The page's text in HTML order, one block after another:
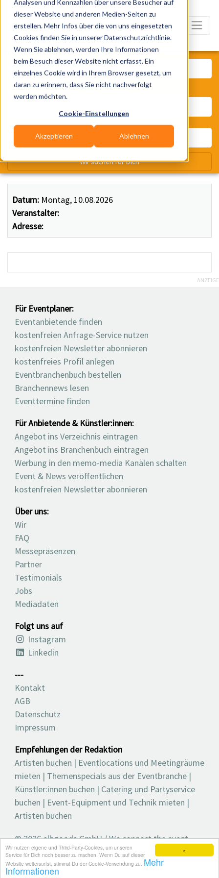
×
Wir nutzen eigene und Third-Party-Cookies, um unseren
Service für Dich noch besser zu machen. Wenn Du auf dieser
Website weitersurfst, stimmst Du der Cookie-Verwendung zu. Mehr
Informationen
Analysen und Kennzahlen über unsere Besucher auf
dieser Website und anderen Medien-Seiten zu
erstellen. Mehr Infos über die von uns eingesetzten
Cookies finden Sie in unserer Datenschutzrichtlinie.
Wenn Sie ablehnen, werden Ihre Informationen
beim Besuch dieser Website nicht erfasst. Ein
einzelnes Cookie wird in Ihrem Browser gesetzt, um
daran zu erinnern, dass Sie nicht nachverfolgt
werden möchten.
Cookie-Einstellungen
Akzeptieren Ablehnen
Datum: Montag, 10.08.2026
Veranstalter:
Adresse:
Was? Künstler, Zelte, Bands,
Wir suchen für Dich
ANZEIGE
Für Eventplaner:
Eventanbietende finden
kostenfreien Anfrage-Service nutzen
kostenfreien Newsletter abonnieren
kostenfreies Profil anlegen
Eventbranchenbuch bestellen
Branchennews lesen
Eventtermine finden
Für Anbietende & Künstler:innen:
Angebot ins Verzeichnis eintragen
Angebot ins Branchenbuch eintragen
Werbung in den memo-media Kanälen schalten
Event & News veröffentlichen
kostenfreien Newsletter abonnieren
Über uns:
Wir
FAQ
Messepräsenzen
Partner
Testimonials
Jobs
Mediadaten
Folgt uns auf
Instagram
Linkedin
---
Kontakt
AGB
Datenschutz
Impressum
Empfehlungen der Redaktion
Artisten buchen | Eventlocations und Meetingräume
mieten | Themenspecials aus der Eventbranche |
Künstler:innen buchen | Catering und Partyservice
buchen | Event-Equipment und Technik mieten |
Artisten buchen
© 2026 elbgoods GmbH / We connect the event
industry / Medienvielfalt für die Eventplanung /
Eventbranchenbuch, Blog, Magazin und mehr